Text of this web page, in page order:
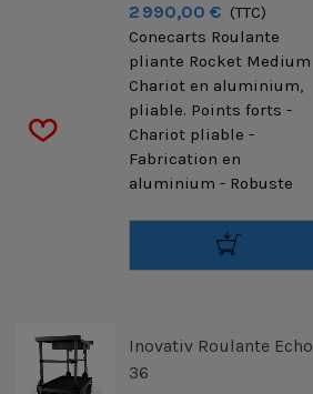
2 990,00 € (TTC)
Conecarts Roulante
pliante Rocket Medium
Chariot en aluminium,
pliable. Points forts -
Chariot pliable -
Fabrication en
aluminium - Robuste
Inovativ Roulante Echo
36